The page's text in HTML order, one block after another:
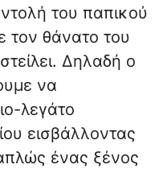
του παπικού
τον θάνατο του
Δηλαδή ο
να
λεγάτο
εισβάλλοντας
ένας ξένος